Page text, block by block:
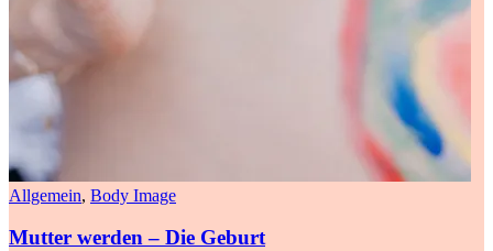
Allgemein, Body Image
Mutter werden – Die Geburt